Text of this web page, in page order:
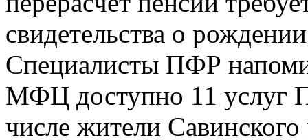
свидетельства о
Специалисты ПФР
МФЦ доступно 11 услуг
числе жители Савинского